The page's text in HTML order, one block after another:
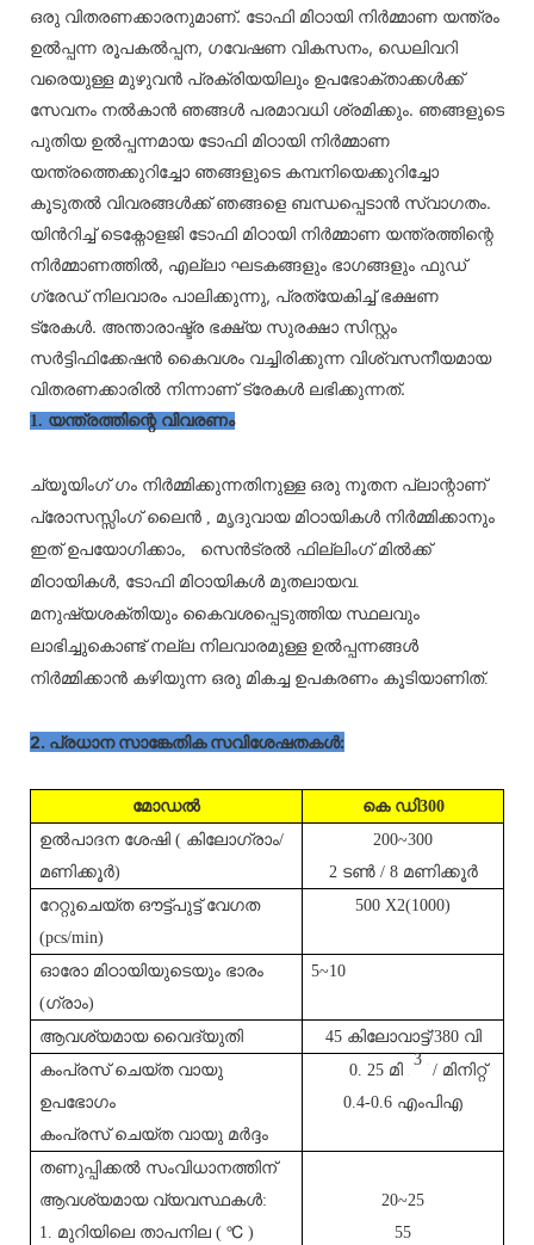
ഒരു വിതരണക്കാരനുമാണ്. ടോഫി മിഠായി നിർമ്മാണ യന്ത്രം
ഉൽപ്പന്ന രൂപകൽപ്പന, ഗവേഷണ വികസനം, ഡെലിവറി
വരെയുള്ള മുഴുവൻ പ്രക്രിയയിലും ഉപഭോക്താക്കൾക്ക്
സേവനം നൽകാൻ ഞങ്ങൾ പരമാവധി ശ്രമിക്കും. ഞങ്ങളുടെ
പുതിയ ഉൽപ്പന്നമായ ടോഫി മിഠായി നിർമ്മാണ
യന്ത്രത്തെക്കുറിച്ചോ ഞങ്ങളുടെ കമ്പനിയെക്കുറിച്ചോ
കൂടുതൽ വിവരങ്ങൾക്ക് ഞങ്ങളെ ബന്ധപ്പെടാൻ സ്വാഗതം.
യിൻറിച്ച് ടെക്നോളജി ടോഫി മിഠായി നിർമ്മാണ യന്ത്രത്തിന്റെ
നിർമ്മാണത്തിൽ, എല്ലാ ഘടകങ്ങളും ഭാഗങ്ങളും ഫുഡ്
ഗ്രേഡ് നിലവാരം പാലിക്കുന്നു, പ്രത്യേകിച്ച് ഭക്ഷണ
ട്രേകൾ. അന്താരാഷ്ട്ര ഭക്ഷ്യ സുരക്ഷാ സിസ്റ്റം
സർട്ടിഫിക്കേഷൻ കൈവശം വച്ചിരിക്കുന്ന വിശ്വസനീയമായ
വിതരണക്കാരിൽ നിന്നാണ് ട്രേകൾ ലഭിക്കുന്നത്.
1. യന്ത്രത്തിന്റെ വിവരണം
ച്യൂയിംഗ് ഗം നിർമ്മിക്കുന്നതിനുള്ള ഒരു നൂതന പ്ലാന്റാണ്
പ്രോസസ്സിംഗ് ലൈൻ
, മൃദുവായ മിഠായികൾ നിർമ്മിക്കാനും
ഇത് ഉപയോഗിക്കാം,
സെൻട്രൽ ഫില്ലിംഗ് മിൽക്ക്
മിഠായികൾ, ടോഫി മിഠായികൾ മുതലായവ.
മനുഷ്യശക്തിയും കൈവശപ്പെടുത്തിയ സ്ഥലവും
ലാഭിച്ചുകൊണ്ട് നല്ല നിലവാരമുള്ള ഉൽപ്പന്നങ്ങൾ
നിർമ്മിക്കാൻ കഴിയുന്ന ഒരു മികച്ച ഉപകരണം കൂടിയാണിത്.
2. പ്രധാന സാങ്കേതിക സവിശേഷതകൾ:
മോഡൽ കെ ഡി300
ഉൽ‌പാദന ശേഷി ( കിലോഗ്രാം/
മണിക്കൂർ)
200~300
2 ടൺ / 8 മണിക്കൂർ
റേറ്റുചെയ്ത ഔട്ട്‌പുട്ട് വേഗത
(pcs/min)
500 X2(1000)
ഓരോ മിഠായിയുടെയും ഭാരം
(ഗ്രാം)
5~10
ആവശ്യമായ വൈദ്യുതി
45 കിലോവാട്ട്/380 വി
കംപ്രസ് ചെയ്ത വായു
ഉപഭോഗം
കംപ്രസ് ചെയ്ത വായു മർദ്ദം
0. 25 മി
3
/ മിനിറ്റ്
0.4-0.6 എംപിഎ
തണുപ്പിക്കൽ സംവിധാനത്തിന്
ആവശ്യമായ വ്യവസ്ഥകൾ:
1. മുറിയിലെ താപനില ( ℃ )
20~25
55